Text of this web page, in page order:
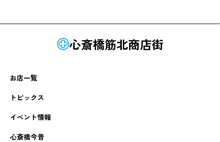
心斎橋筋北商店街
お店一覧
トピックス
イベント情報
心斎橋今昔